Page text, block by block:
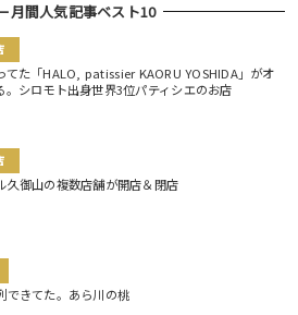
月間人気記事ベスト10
てた「HALO, patissier KAORU YOSHIDA」がオ
。シロモト出身世界3位パティシエのお店
久御山の複数店舗が開店＆閉店
できてた。あら川の桃